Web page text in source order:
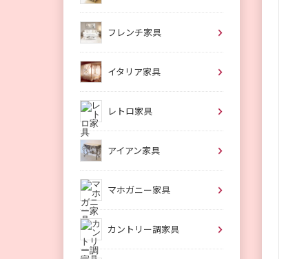
フレンチ家具
イタリア家具
レトロ家具
アイアン家具
マホガニー家具
カントリー調家具